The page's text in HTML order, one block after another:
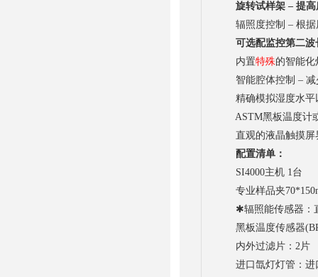
旋转试样架 – 提
辐照度控制 – 根据
可选配监控第二
内置特殊的智能化
智能腔体控制 – 减
精确模拟湿度水平
ASTM黑板温度计或
直观的液晶触摸屏界
配置清单：
SI4000主机 1台
专业样品夹
✱辐照能传感器：直
黑板温度传感器
内外过滤片：2片
进口氙灯灯管：进